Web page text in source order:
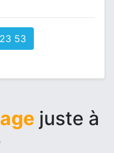
53
juste à